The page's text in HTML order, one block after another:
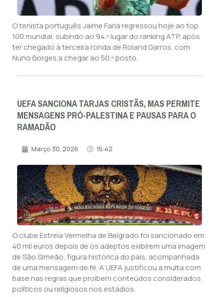
O tenista português Jaime Faria regressou hoje ao top
100 mundial, subindo ao 94.º lugar do ranking ATP, após
ter chegado à terceira ronda de Roland Garros, com
Nuno Borges a chegar ao 50.º posto.
UEFA SANCIONA TARJAS CRISTÃS, MAS PERMITE
MENSAGENS PRÓ-PALESTINA E PAUSAS PARA O
RAMADÃO
Março 30, 2026 15:42
O clube Estrela Vermelha de Belgrado foi sancionado em
40 mil euros depois de os adeptos exibirem uma imagem
de São Simeão, figura histórica do país, acompanhada
de uma mensagem de fé. A UEFA justificou a multa com
base nas regras que proíbem conteúdos considerados
políticos ou religiosos nos estádios.